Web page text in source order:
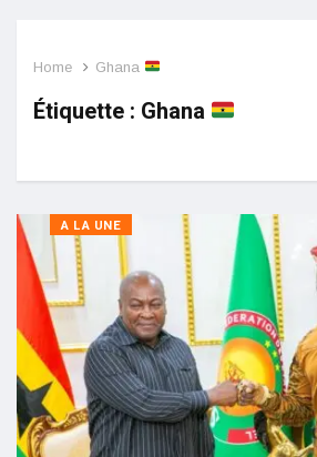
Home Ghana
Étiquette : Ghana
A LA UNE